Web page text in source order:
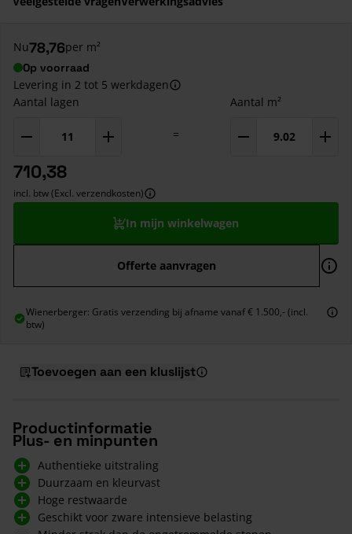
Nu78,76per m²
Op voorraad
Levering in 2 tot 5 werkdagen
Aantal lagen
=
Aantal m²
710,38
incl. btw (Excl. verzendkosten)
In mijn winkelwagen
Offerte aanvragen
Wienerberger: Gratis verzending bij afname vanaf € 1.500,- (incl.
btw)
Toevoegen aan een kluslijst
Productinformatie
Plus- en minpunten
Authentieke uitstraling
Duurzaam en kleurvast
Hoge restwaarde
Geschikt voor zware intensieve belasting